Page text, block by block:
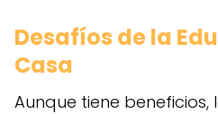
Desafíos de la
Casa
Aunque tiene